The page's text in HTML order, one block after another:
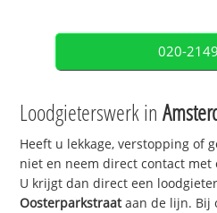
020-
Loodgieterswerk in
Heeft u lekkage, verstopping of
niet en neem direct contact met
U krijgt dan direct een
Oosterparkstraataan de lijn. Bij